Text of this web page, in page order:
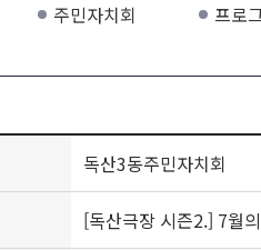
주민자치회 프로
독산3동주민자치회
[독산극장 시즌2.] 7월